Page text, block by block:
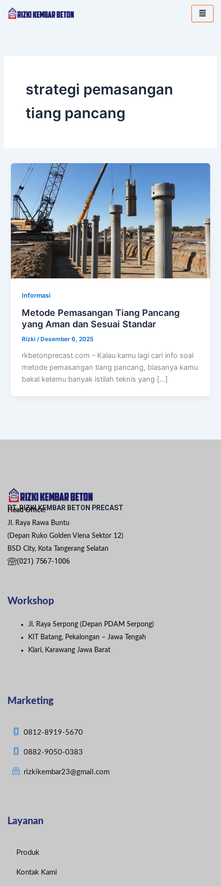
Lewati
strategi pemasangan
tiang pancang
Informasi
Metode Pemasangan Tiang Pancang
yang Aman dan Sesuai Standar
Rizki/ Desember 6, 2025
rkbetonprecast.com – Kalau kamu lagi cari info soal
metode pemasangan tiang pancang, biasanya kamu
bakal ketemu banyak istilah teknis yang […]
PT. RIZKI KEMBAR BETON PRECAST
Head Office:
Jl. Raya Rawa Buntu
(Depan Ruko Golden Viena Sektor 12)
BSD City, Kota Tangerang Selatan
(021) 7567-1006
Workshop
Jl. Raya Serpong (Depan PDAM Serpong)
KIT Batang, Pekalongan – Jawa Tengah
Klari, Karawang Jawa Barat
Marketing
0812-8919-5670
0882-9050-0383
rizkikembar23@gmail.com
Layanan
Produk
Kontak Kami